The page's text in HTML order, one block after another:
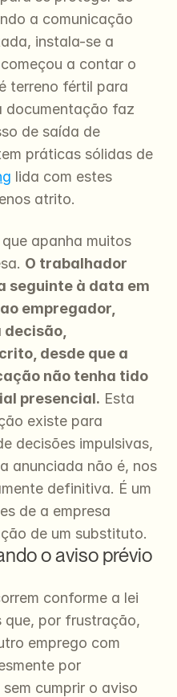
a comunicação
instala-se a
a contar o
terreno fértil para
documentação faz
de saída de
lida com estes
atrito.
apanha muitos
O trabalhador
seguinte à data em
empregador,
desde que a
não tenha tido
presencial. Esta
existe para
decisões impulsivas,
anunciada não é, nos
definitiva. É um
de a empresa
de um substituto.
o aviso prévio
conforme a lei
que, por frustração,
emprego com
por
cumprir o aviso